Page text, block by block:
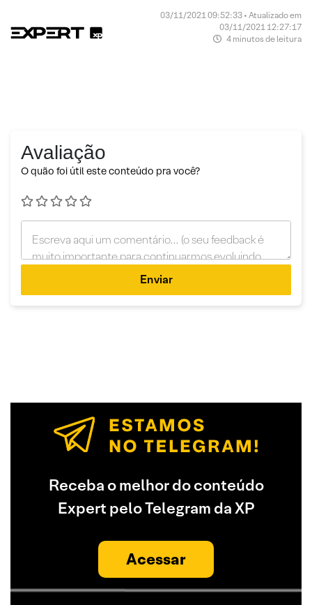
03/11/2021 09:52:33 • Atualizado em
03/11/2021 12:27:17
4 minutos de leitura
Avaliação
O quão foi útil este conteúdo pra você?
Enviar
Receba o melhor do conteúdo
Expert pelo Telegram da XP
Acessar